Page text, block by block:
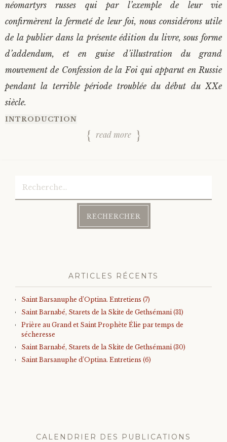
néomartyrs russes qui par l’exemple de leur vie
confirmèrent la fermeté de leur foi, nous considérons utile
de la publier dans la présente édition du livre, sous forme
d’addendum, et en guise d’illustration du grand
mouvement de Confession de la Foi qui apparut en Russie
pendant la terrible période troublée du début du XXe
siècle.
INTRODUCTION
read more
ARTICLES RÉCENTS
Saint Barsanuphe d’Optina. Entretiens (7)
Saint Barnabé, Starets de la Skite de Gethsémani (31)
Prière au Grand et Saint Prophète Élie par temps de
sécheresse
Saint Barnabé, Starets de la Skite de Gethsémani (30)
Saint Barsanuphe d’Optina. Entretiens (6)
CALENDRIER DES PUBLICATIONS